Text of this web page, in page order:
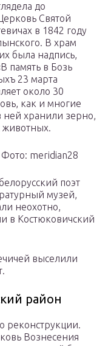
до
Святой
в 1842 году
В храм
была надпись,
память в Бозь
23 марта
около 30
как и многие
ней хранили зерно,
животных.
meridian28
поэт
музей,
неохотно,
в Костюковичский
выселили
район
реконструкции.
Вознесения